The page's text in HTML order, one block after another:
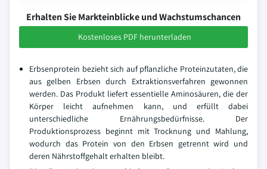
Erhalten Sie Markteinblicke und Wachstumschancen
Kostenloses PDF herunterladen
Erbsenprotein bezieht sich auf pflanzliche Proteinzutaten, die
aus gelben Erbsen durch Extraktionsverfahren gewonnen
werden. Das Produkt liefert essentielle Aminosäuren, die der
Körper leicht aufnehmen kann, und erfüllt dabei
unterschiedliche Ernährungsbedürfnisse. Der
Produktionsprozess beginnt mit Trocknung und Mahlung,
wodurch das Protein von den Erbsen getrennt wird und
deren Nährstoffgehalt erhalten bleibt.